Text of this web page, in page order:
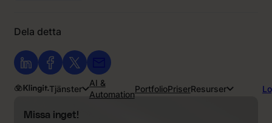
Tjänster
AI &
Automation
PortfolioPriserResurser
Dela detta
Missa inget!